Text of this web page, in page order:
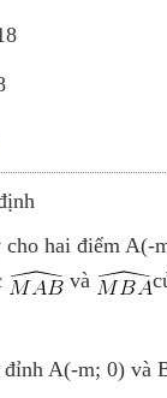
cho hai điểm
và
A(-m; 0) và